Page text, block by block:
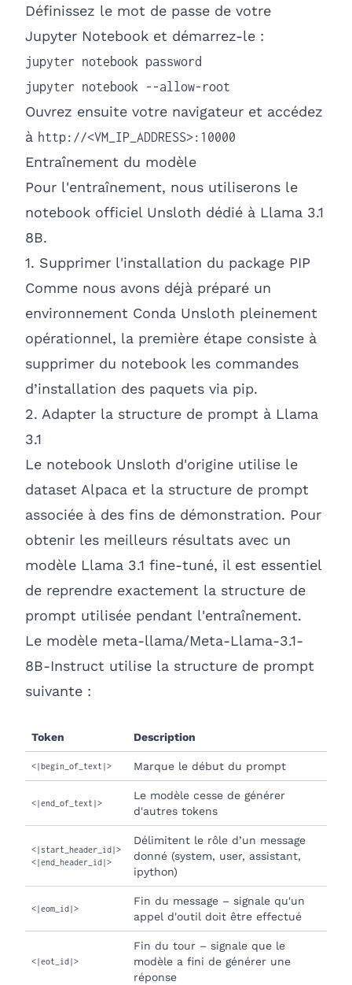
Définissez le mot de passe de votre
Jupyter Notebook et démarrez-le :
jupyter notebook password
jupyter notebook --allow-root
Ouvrez ensuite votre navigateur et accédez
à http://<VM_IP_ADDRESS>:10000
Entraînement du modèle
Pour l'entraînement, nous utiliserons le
notebook officiel Unsloth dédié à Llama 3.1
8B.
1. Supprimer l'installation du package PIP
Comme nous avons déjà préparé un
environnement Conda Unsloth pleinement
opérationnel, la première étape consiste à
supprimer du notebook les commandes
d’installation des paquets via pip.
2. Adapter la structure de prompt à Llama
3.1
Le notebook Unsloth d'origine utilise le
dataset Alpaca et la structure de prompt
associée à des fins de démonstration. Pour
obtenir les meilleurs résultats avec un
modèle Llama 3.1 fine-tuné, il est essentiel
de reprendre exactement la structure de
prompt utilisée pendant l'entraînement.
Le modèle meta-llama/Meta-Llama-3.1-
8B-Instruct utilise la structure de prompt
suivante :
Token Description
<|begin_of_text|> Marque le début du prompt
<|end_of_text|>
Le modèle cesse de générer
d'autres tokens
<|start_header_id|>
<|end_header_id|>
Délimitent le rôle d’un message
donné (system, user, assistant,
ipython)
<|eom_id|>
Fin du message – signale qu'un
appel d'outil doit être effectué
<|eot_id|>
Fin du tour – signale que le
modèle a fini de générer une
réponse